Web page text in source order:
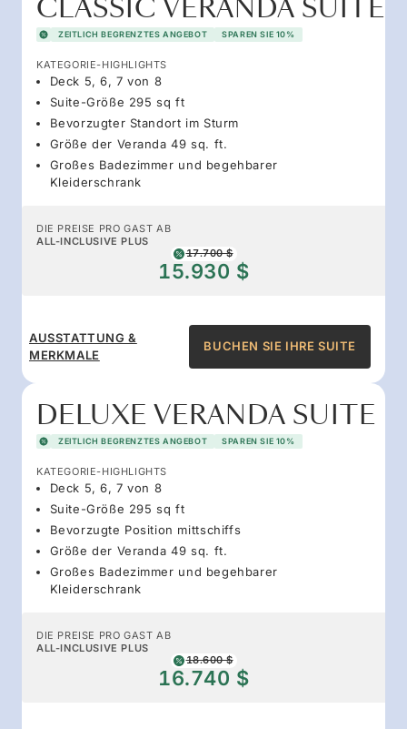
CLASSIC VERANDA SUITE
ZEITLICH BEGRENZTES ANGEBOT SPAREN SIE 10%
KATEGORIE-HIGHLIGHTS
Deck 5, 6, 7 von 8
Suite-Größe 295 sq ft
Bevorzugter Standort im Sturm
Größe der Veranda 49 sq. ft.
Großes Badezimmer und begehbarer
Kleiderschrank
DIE PREISE PRO GAST AB
ALL-INCLUSIVE PLUS
17.700 $
15.930 $
AUSSTATTUNG &
MERKMALE
BUCHEN SIE IHRE SUITE
DELUXE VERANDA SUITE
ZEITLICH BEGRENZTES ANGEBOT SPAREN SIE 10%
KATEGORIE-HIGHLIGHTS
Deck 5, 6, 7 von 8
Suite-Größe 295 sq ft
Bevorzugte Position mittschiffs
Größe der Veranda 49 sq. ft.
Großes Badezimmer und begehbarer
Kleiderschrank
DIE PREISE PRO GAST AB
ALL-INCLUSIVE PLUS
18.600 $
16.740 $